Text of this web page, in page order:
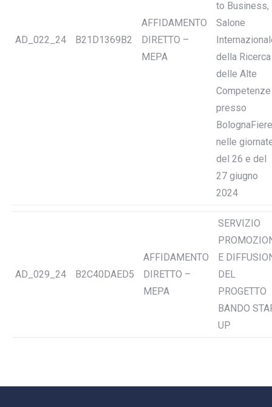
AD_022_24 B21D1369B2
AFFIDAMENTO
DIRETTO –
MEPA
to Business,
Salone
della
delle Alte
Competenze
presso
BolognaFiere
nelle
del 26 e del
27 giugno
2024
AD_029_24 B2C40DAED5
AFFIDAMENTO
DIRETTO –
MEPA
SERVIZIO
E
DEL
PROGETTO
BANDO
UP